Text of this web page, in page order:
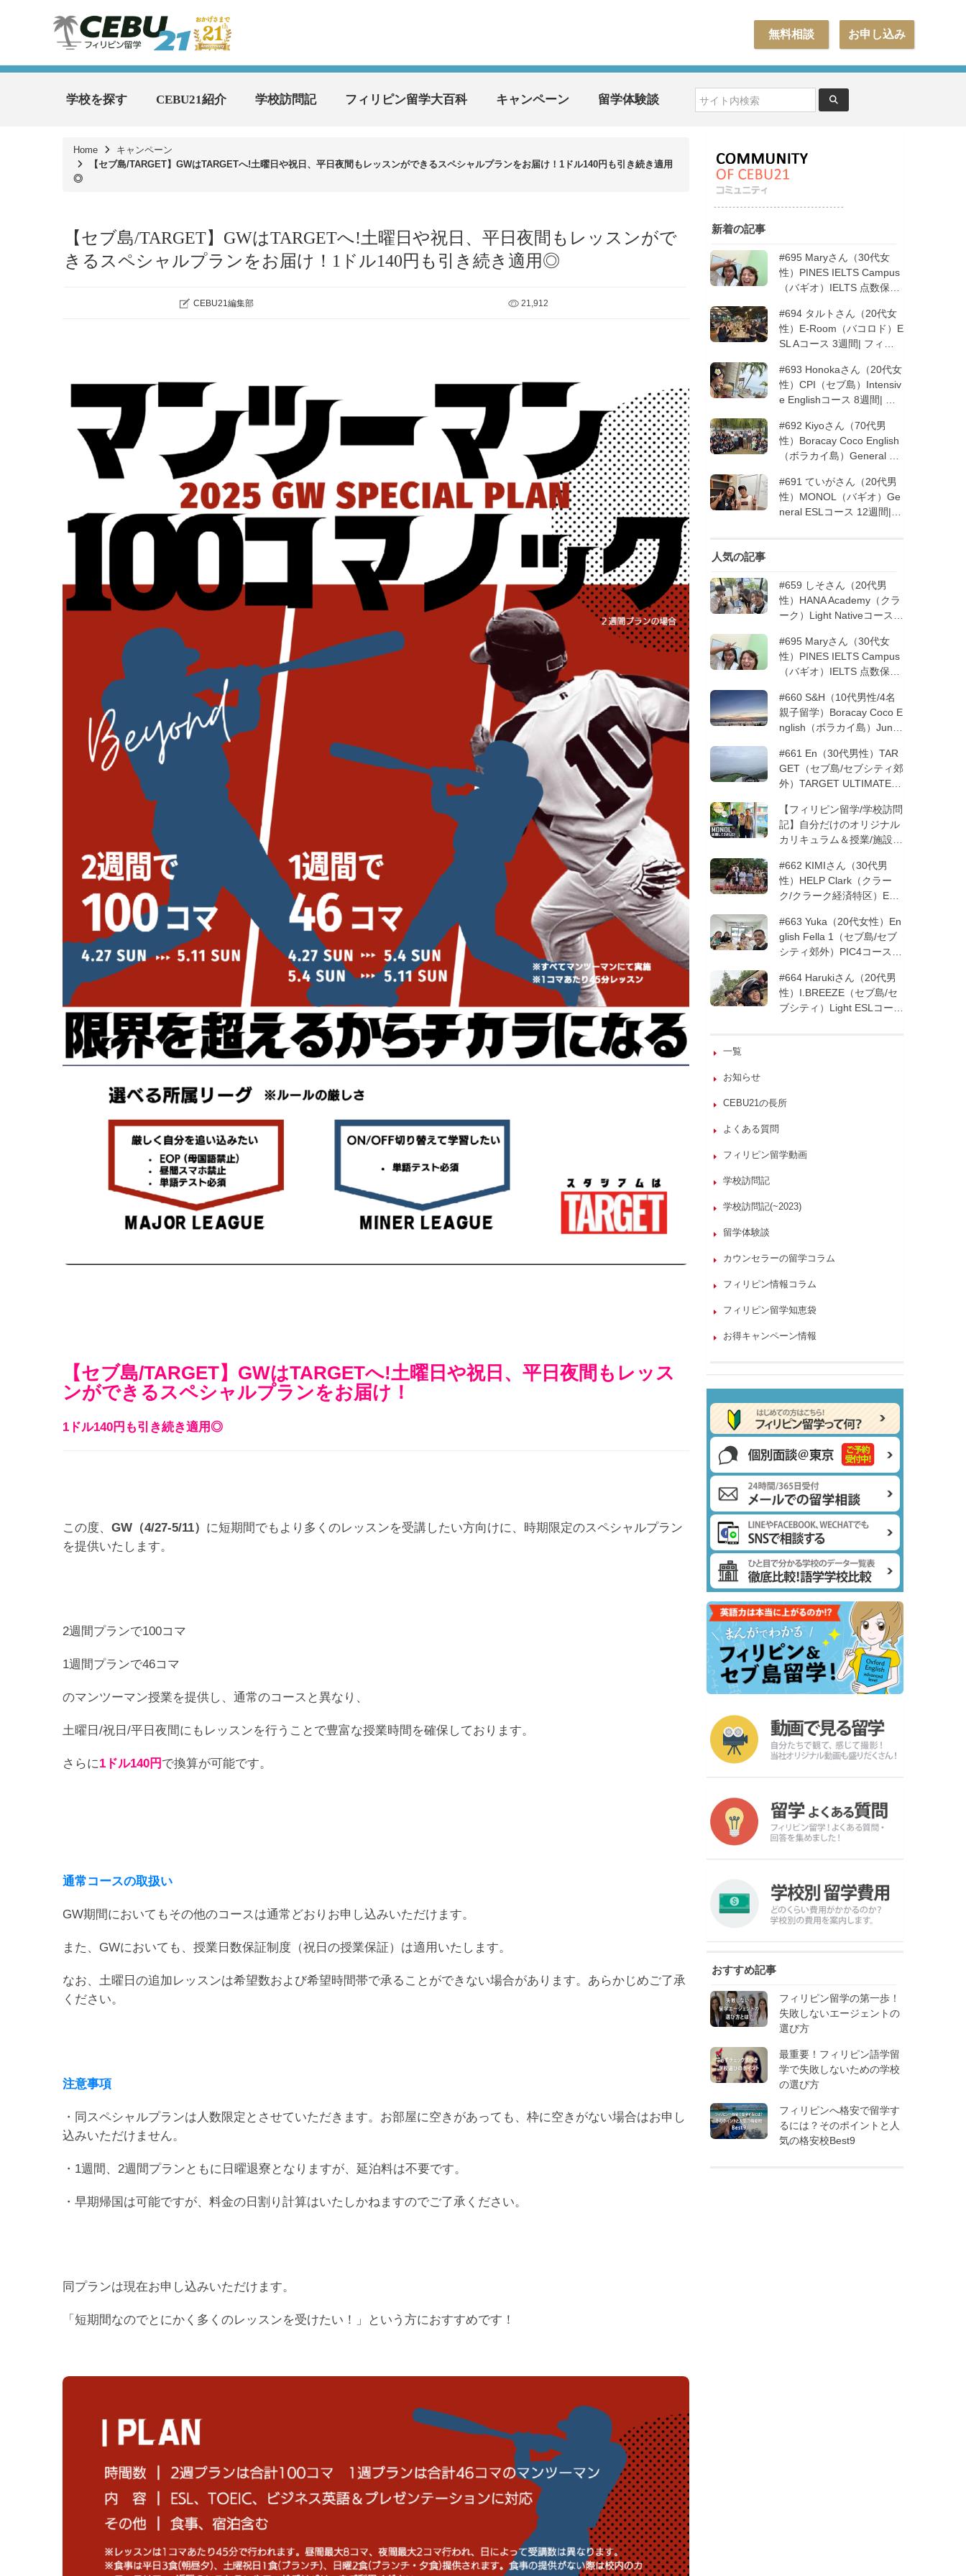
お申し込み
無料相談
学校を探す CEBU21紹介 学校訪問記 フィリピン留学大百科 キャンペーン 留学体験談
Home
キャンペーン
【セブ島/TARGET】GWはTARGETへ!土曜日や祝日、平日夜間もレッスンができるスペシャルプランをお届け！1ドル140円も引き続き適用
◎
【セブ島/TARGET】GWはTARGETへ!土曜日や祝日、平日夜間もレッスンがで
きるスペシャルプランをお届け！1ドル140円も引き続き適用◎
CEBU21編集部 21,912
【セブ島/TARGET】GWはTARGETへ!土曜日や祝日、平日夜間もレッス
ンができるスペシャルプランをお届け！
1ドル140円も引き続き適用◎
この度、 GW（4/27-5/11） に短期間でもより多くのレッスンを受講したい方向けに、時期限定のスペシャルプラン
を提供いたします。
2週間プランで100コマ
1週間プランで46コマ
のマンツーマン授業を提供し、通常のコースと異なり、
土曜日/祝日/平日夜間にもレッスンを行うことで豊富な授業時間を確保しております。
さらに1ドル140円 で換算が可能です。
通常コースの取扱い
GW期間においてもその他のコースは通常どおりお申し込みいただけます。
また、GWにおいても、授業日数保証制度（祝日の授業保証）は適用いたします。
なお、土曜日の追加レッスンは希望数および希望時間帯で承ることができない場合があります。あらかじめご了承
ください。
注意事項
・同スペシャルプランは人数限定とさせていただきます。お部屋に空きがあっても、枠に空きがない場合はお申し
込みいただけません。
・1週間、2週間プランともに日曜退寮となりますが、延泊料は不要です。
・早期帰国は可能ですが、料金の日割り計算はいたしかねますのでご了承ください。
同プランは現在お申し込みいただけます。
「短期間なのでとにかく多くのレッスンを受けたい！」という方におすすめです！
新着の記事
#695 Maryさん（30代女
性）PINES IELTS Campus
（バギオ）IELTS 点数保証
#694 タルトさん（20代女
性）E-Room（バコロド）E
SL Aコース 3週間| フィリ
#693 Honokaさん（20代女
性）CPI（セブ島）Intensiv
e Englishコース 8週間| フ
#692 Kiyoさん（70代男
性）Boracay Coco English
（ボラカイ島）General En
ピン留学5回目リピータ
ー）| フィリピン留学
#691 ていがさん（20代男
性）MONOL（バギオ）Ge
neral ESLコース 12週間|
人気の記事
#659 しそさん（20代男
性）HANA Academy（クラ
ーク）Light Nativeコース 4
#695 Maryさん（30代女
性）PINES IELTS Campus
（バギオ）IELTS 点数保証
#660 S&H（10代男性/4名
親子留学）Boracay Coco E
nglish（ボラカイ島）Junio
ン留学
#661 En（30代男性）TAR
GET（セブ島/セブシティ郊
外）TARGET ULTIMATE 8
留学
【フィリピン留学/学校訪問
記】自分だけのオリジナル
カリキュラム＆授業/施設の
─MONOLを徹底取材！
#662 KIMIさん（30代男
性）HELP Clark（クラー
ク/クラーク経済特区）ESL
オの他校に転校 | フィリピ
ン留学
#663 Yuka（20代女性）En
glish Fella 1（セブ島/セブ
シティ郊外）PIC4コース 8
#664 Harukiさん（20代男
性）I.BREEZE（セブ島/セ
ブシティ）Light ESLコース
一覧
お知らせ
CEBU21の長所
よくある質問
フィリピン留学動画
学校訪問記
学校訪問記(~2023)
留学体験談
カウンセラーの留学コラム
フィリピン情報コラム
フィリピン留学知恵袋
お得キャンペーン情報
おすすめ記事
フィリピン留学の第一歩！
失敗しないエージェントの
選び方
最重要！フィリピン語学留
学で失敗しないための学校
の選び方
フィリピンへ格安で留学す
るには？そのポイントと人
気の格安校Best9